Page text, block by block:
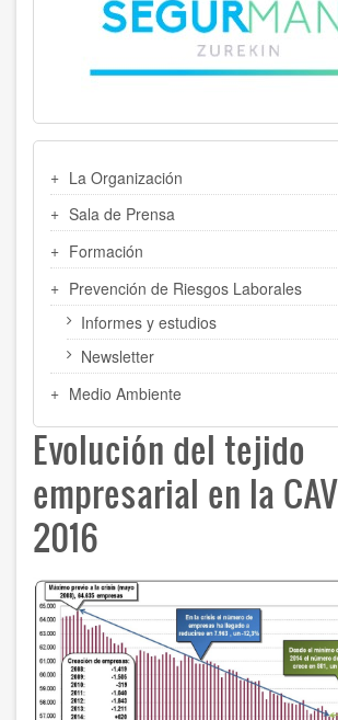
LATERAL
La Organización
Sala de Prensa
Formación
Prevención de Riesgos Laborales
Informes y estudios
Newsletter
Medio Ambiente
Evolución del tejido
empresarial en la
2016